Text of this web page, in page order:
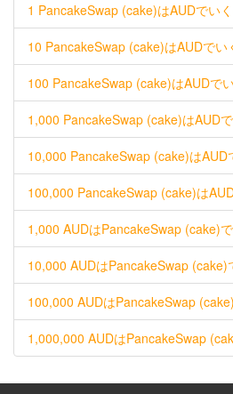
1 PancakeSwap (cake)はAUDでい
10 PancakeSwap (cake)はAUDでい
100 PancakeSwap (cake)はAUDで
1,000 PancakeSwap (cake)はAUD
10,000 PancakeSwap (cake)はAUD
100,000 PancakeSwap (cake)は
1,000 AUDはPancakeSwap (cake)
10,000 AUDはPancakeSwap (cake)
100,000 AUDはPancakeSwap
1,000,000 AUDはPancakeSwap